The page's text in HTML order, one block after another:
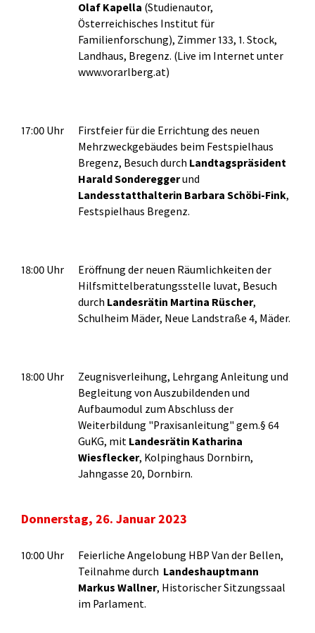
Olaf Kapella (Studienautor,
Österreichisches Institut für
Familienforschung), Zimmer 133, 1. Stock,
Landhaus, Bregenz. (Live im Internet unter
www.vorarlberg.at)
17:00 Uhr
Firstfeier für die Errichtung des neuen
Mehrzweckgebäudes beim Festspielhaus
Bregenz, Besuch durch Landtagspräsident
Harald Sondereggerund
Landesstatthalterin Barbara Schöbi-Fink,
Festspielhaus Bregenz.
18:00 Uhr
Eröffnung der neuen Räumlichkeiten der
Hilfsmittelberatungsstelle luvat, Besuch
durch Landesrätin Martina Rüscher,
Schulheim Mäder, Neue Landstraße 4, Mäder.
18:00 Uhr
Zeugnisverleihung, Lehrgang Anleitung und
Begleitung von Auszubildenden und
Aufbaumodul zum Abschluss der
Weiterbildung "Praxisanleitung" gem.§ 64
GuKG, mit Landesrätin Katharina
Wiesflecker, Kolpinghaus Dornbirn,
Jahngasse 20, Dornbirn.
Donnerstag, 26. Januar 2023
10:00 Uhr
Feierliche Angelobung HBP Van der Bellen,
Teilnahme durch Landeshauptmann
Markus Wallner, Historischer Sitzungssaal
im Parlament.